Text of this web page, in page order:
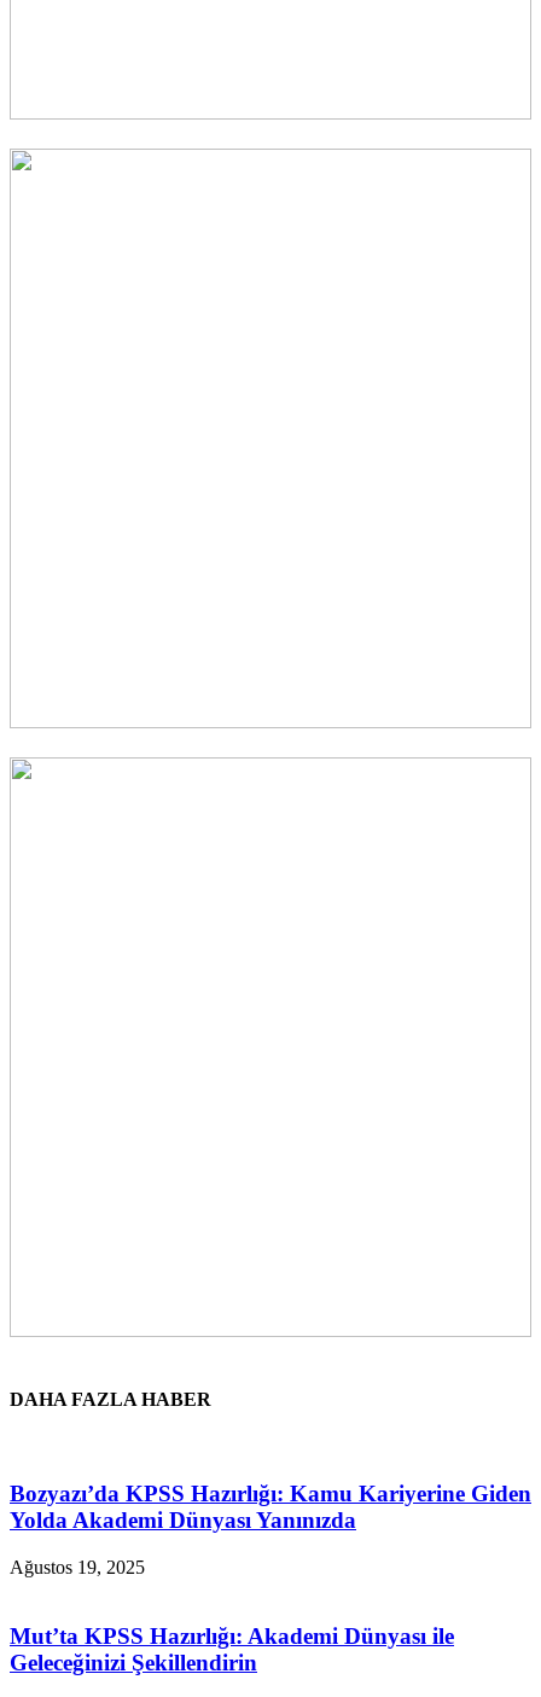
DAHA FAZLA HABER
Bozyazı’da KPSS Hazırlığı: Kamu Kariyerine Giden
Yolda Akademi Dünyası Yanınızda
Ağustos 19, 2025
Mut’ta KPSS Hazırlığı: Akademi Dünyası ile
Geleceğinizi Şekillendirin